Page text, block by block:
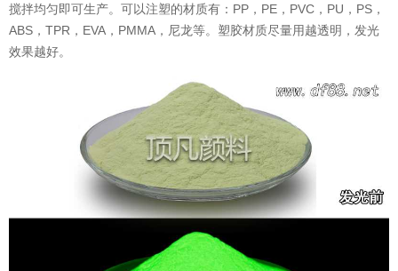
搅拌均匀即可生产。可以注塑的材质有：PP，PE，PVC，PU，PS，
ABS，TPR，EVA，PMMA，尼龙等。塑胶材质尽量用越透明，发光
效果越好。
温变粉可以做防伪标签、温变防伪吗...